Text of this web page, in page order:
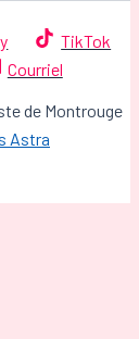
TikTok
Courriel
de Montrouge
Astra